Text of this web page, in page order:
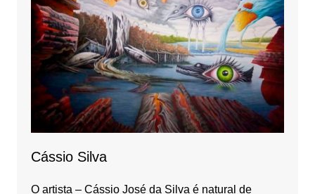
o
k
Cássio Silva
O artista – Cássio José da Silva é natural de